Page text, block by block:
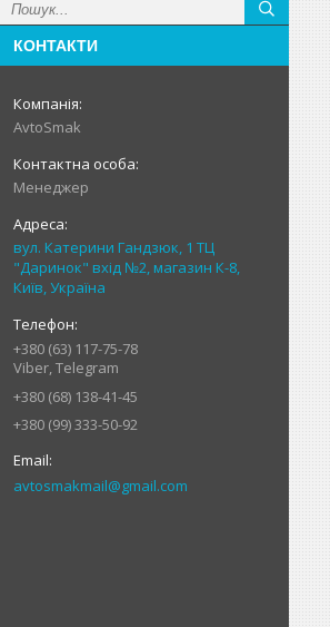
КОНТАКТИ
AvtoSmak
Менеджер
вул. Катерини Гандзюк, 1 ТЦ
"Даринок" вхід №2, магазин К-8,
Київ, Україна
+380 (63) 117-75-78
Viber, Telegram
+380 (68) 138-41-45
+380 (99) 333-50-92
avtosmakmail@gmail.com